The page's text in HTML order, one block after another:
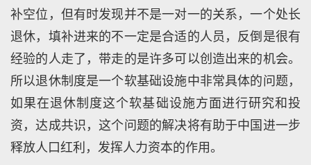
补空位，但有时发现并不是一对一的关系，一个处长
退休，填补进来的不一定是合适的人员，反倒是很有
经验的人走了，带走的是许多可以创造出来的机会。
所以退休制度是一个软基础设施中非常具体的问题，
如果在退休制度这个软基础设施方面进行研究和投
资，达成共识，这个问题的解决将有助于中国进一步
释放人口红利，发挥人力资本的作用。